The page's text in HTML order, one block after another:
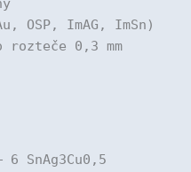
OSP, ImAG, ImSn)
rozteče 0,3 mm
SnAg3Cu0,5